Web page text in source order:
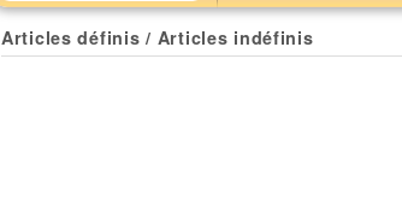
Articles définis / Articles indéfinis